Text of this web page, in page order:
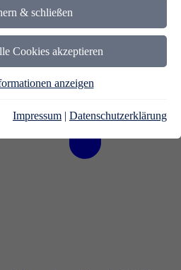
& schließen
Cookies akzeptieren
anzeigen
Impressum | Datenschutzerklärung